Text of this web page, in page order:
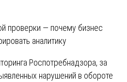
проверки — почему бизнес
аналитику
Роспотребнадзора, за
нарушений в обороте